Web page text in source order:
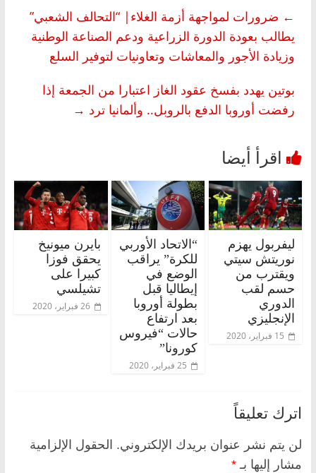
← ضرورات لمواجهة أزمة الغلاء| “التحالف الشعبي”
يطالب بعودة الدورة الزراعية ودعم الصناعة الوطنية
وزيادة الأجور والمعاشات وتعاونيات لتوفير السلع
بوتين يهدد بفسخ عقود الغاز اعتبارا من الجمعة إذا
رفضت أوروبا الدفع بالروبل.. وألمانيا ترد →
ليفربول يهزم
نوريتش سيتي
ويقترب من
حسم لقب
الدوري
الإنجليزي
15 فبراير، 2020
“الاتحاد الأوربي
للكرة” يراقب
الوضع في
إيطاليا قبل
بطولة أوروبا
بعد ارتفاع
حالات “فيروس
كورونا”
25 فبراير، 2020
بايرن ميونيخ
يحقق فوزا
كبيرا على
تشيلسي
26 فبراير، 2020
اترك تعليقاً
لن يتم نشر عنوان بريدك الإلكتروني. الحقول الإلزامية
مشار إليها بـ *